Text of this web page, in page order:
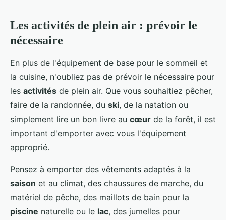
Les activités de plein air : prévoir le
nécessaire
En plus de l'équipement de base pour le sommeil et
la cuisine, n'oubliez pas de prévoir le nécessaire pour
les activités de plein air. Que vous souhaitiez pêcher,
faire de la randonnée, du ski, de la natation ou
simplement lire un bon livre au cœur de la forêt, il est
important d'emporter avec vous l'équipement
approprié.
Pensez à emporter des vêtements adaptés à la
saison et au climat, des chaussures de marche, du
matériel de pêche, des maillots de bain pour la
piscine naturelle ou le lac, des jumelles pour